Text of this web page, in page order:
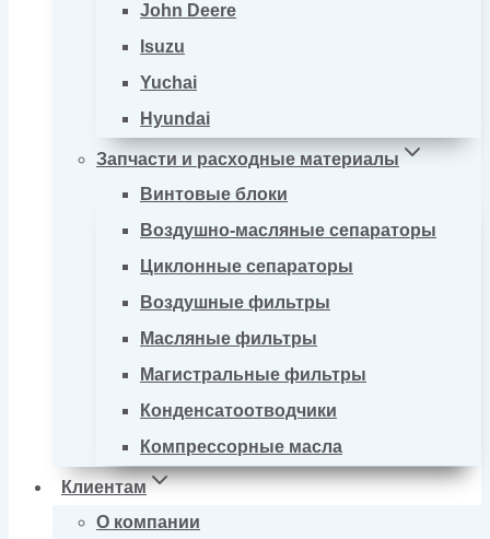
John Deere
Isuzu
Yuchai
Hyundai
Запчасти и расходные материалы
Винтовые блоки
Воздушно-масляные сепараторы
Циклонные сепараторы
Воздушные фильтры
Масляные фильтры
Магистральные фильтры
Конденсатоотводчики
Компрессорные масла
Клиентам
О компании